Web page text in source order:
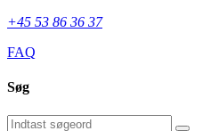
+45 53 86 36 37
FAQ
Søg